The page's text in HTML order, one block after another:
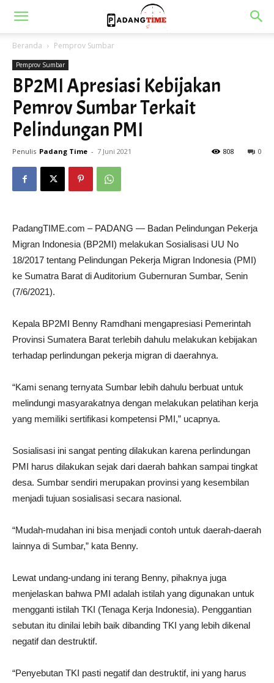
Beranda Pemprov Sumbar
Pemprov Sumbar
BP2MI Apresiasi Kebijakan
Pemrov Sumbar Terkait
Pelindungan PMI
Penulis Padang Time - 7 Juni 2021 0
808
PadangTIME.com – PADANG — Badan Pelindungan Pekerja
Migran Indonesia (BP2MI) melakukan Sosialisasi UU No
18/2017 tentang Pelindungan Pekerja Migran Indonesia (PMI)
ke Sumatra Barat di Auditorium Gubernuran Sumbar, Senin
(7/6/2021).
Kepala BP2MI Benny Ramdhani mengapresiasi Pemerintah
Provinsi Sumatera Barat terlebih dahulu melakukan kebijakan
terhadap perlindungan pekerja migran di daerahnya.
“Kami senang ternyata Sumbar lebih dahulu berbuat untuk
melindungi masyarakatnya dengan melakukan pelatihan kerja
yang memiliki sertifikasi kompetensi PMI,” ucapnya.
Sosialisasi ini sangat penting dilakukan karena perlindungan
PMI harus dilakukan sejak dari daerah bahkan sampai tingkat
desa. Sumbar sendiri merupakan provinsi yang kesembilan
menjadi tujuan sosialisasi secara nasional.
“Mudah-mudahan ini bisa menjadi contoh untuk daerah-daerah
lainnya di Sumbar,” kata Benny.
Lewat undang-undang ini terang Benny, pihaknya juga
menjelaskan bahwa PMI adalah istilah yang digunakan untuk
mengganti istilah TKI (Tenaga Kerja Indonesia). Penggantian
sebutan itu dinilai lebih baik dibanding TKI yang lebih dikenal
negatif dan destruktif.
“Penyebutan TKI pasti negatif dan destruktif, ini yang harus